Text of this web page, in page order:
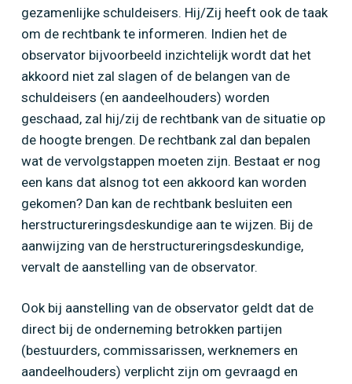
gezamenlijke schuldeisers. Hij/Zij heeft ook de taak
om de rechtbank te informeren. Indien het de
observator bijvoorbeeld inzichtelijk wordt dat het
akkoord niet zal slagen of de belangen van de
schuldeisers (en aandeelhouders) worden
geschaad, zal hij/zij de rechtbank van de situatie op
de hoogte brengen. De rechtbank zal dan bepalen
wat de vervolgstappen moeten zijn. Bestaat er nog
een kans dat alsnog tot een akkoord kan worden
gekomen? Dan kan de rechtbank besluiten een
herstructureringsdeskundige aan te wijzen. Bij de
aanwijzing van de herstructureringsdeskundige,
vervalt de aanstelling van de observator.
Ook bij aanstelling van de observator geldt dat de
direct bij de onderneming betrokken partijen
(bestuurders, commissarissen, werknemers en
aandeelhouders) verplicht zijn om gevraagd en